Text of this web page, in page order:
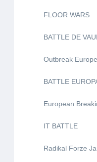
FLOOR WARS
BATTLE DE
Outbreak Europe
BATTLE
European
IT BATTLE
Radikal Forze